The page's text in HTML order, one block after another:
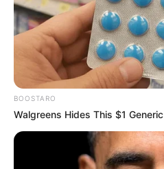
BOOSTARO
Walgreens Hides This $1